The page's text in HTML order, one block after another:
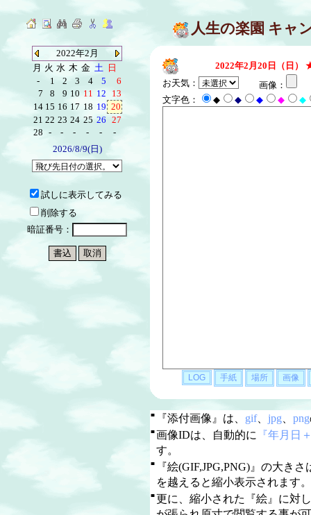
人生の楽園 キャ
2022年2月
月 火 水 木 金 土 日
-
1 2 3 4 5
6
7
8 9 10 11 12
13
14 15 16 17 18 19 20
21 22 23 24 25 26 27
28 - - - - -
-
2026/8/9(日)
試しに表示してみる
削除する
暗証番号：
2022年2月20日（日）
お天気：
画像：
文字色：
◆ ◆ ◆ ◆ ◆
■ 『添付画像』は、 gif、 jpg、 png
■画像IDは、自動的に 『年月日
す。
■
『絵(GIF,JPG,PNG)』の大きさ
を越えると縮小表示されます。
■更に、縮小された『絵』に対